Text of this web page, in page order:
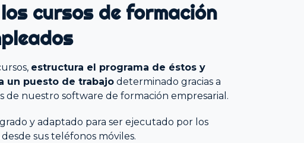
cursos de formación
estructura el programa de éstos y
un puesto de trabajo determinado gracias a
de nuestro software de formación empresarial.
y adaptado para ser ejecutado por los
sus teléfonos móviles.